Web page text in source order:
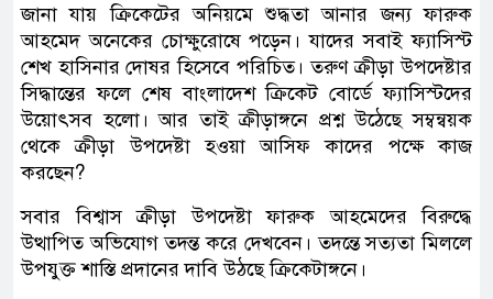
জানা যায় ক্রিকেটের অনিয়মে শুদ্ধতা আনার জন্য ফারুক
আহমেদ অনেকের চোক্ষুরোষে পড়েন। যাদের সবাই ফ্যাসিস্ট
শেখ হাসিনার দোষর হিসেবে পরিচিত। তরুণ ক্রীড়া উপদেষ্টার
সিদ্ধান্তের ফলে শেষ বাংলাদেশ ক্রিকেট বোর্ডে ফ্যাসিস্টদের
উয়োৎসব হলো। আর তাই ক্রীড়াঙ্গনে প্রশ্ন উঠেছে সম্বন্বয়ক
থেকে ক্রীড়া উপদেষ্টা হওয়া আসিফ কাদের পক্ষে কাজ
করছেন?
সবার বিশ্বাস ক্রীড়া উপদেষ্টা ফারুক আহমেদের বিরুদ্ধে
উত্থাপিত অভিযোগ তদন্ত করে দেখবেন। তদন্তে সত্যতা মিললে
উপযুক্ত শাস্তি প্রদানের দাবি উঠছে ক্রিকেটাঙ্গনে।